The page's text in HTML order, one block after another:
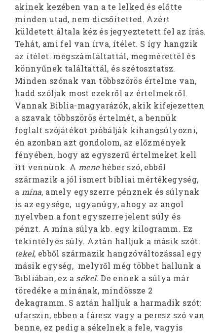
akinek kezében van a te lelked és előtte
minden utad, nem dicsőítetted. Azért
küldetett általa kéz és jegyeztetett fel az írás.
Tehát, ami fel van írva, ítélet. S így hangzik
az ítélet: megszámláltattál, megmérettél és
könnyűnek találtattál, és szétosztatsz.
Minden szónak van többszörös értelme van,
hadd szóljak most ezekről az értelmekről.
Vannak Biblia-magyarázók, akik kifejezetten
a szavak többszörös értelmét, a bennük
foglalt szójátékot próbálják kihangsúlyozni,
én azonban azt gondolom, az előzmények
fényében, hogy az egyszerű értelmeket kell
itt vennünk. A menehéber szó, ebből
származik a jól ismert bibliai mértékegység,
a mína, amely egyszerre pénznek és súlynak
is az egysége, ugyanúgy, ahogy az angol
nyelvben a font egyszerre jelent súly és
pénzt. A mína súlya kb. egy kilogramm. Ez
tekintélyes súly. Aztán halljuk a másik szót:
tekel, ebből származik hangzóváltozással egy
másik egység, melyről még többet hallunk a
Bibliában, ez a sékel.De ennek a súlya már
töredéke a mínának, mindössze 2
dekagramm. S aztán halljuk a harmadik szót:
ufarszin, ebben a fáresz vagy a peresz szó van
benne, ez pedig a sékelnek a fele, vagyis